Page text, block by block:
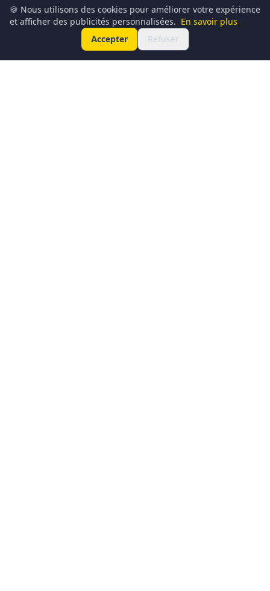
🍪 Nous utilisons des cookies pour améliorer votre expérience
et afficher des publicités personnalisées. En savoir plus
Accepter
Refuser